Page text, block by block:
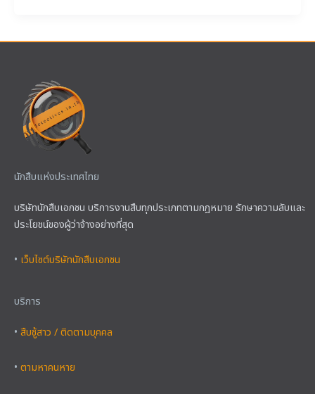
นักสืบแห่งประเทศไทย
บริษัทนักสืบเอกชน บริการงานสืบทุกประเภทตามกฎหมาย รักษาความลับและ
ประโยชน์ของผู้ว่าจ้างอย่างที่สุด
• เว็บไซต์บริษัทนักสืบเอกชน
บริการ
• สืบชู้สาว / ติดตามบุคคล
• ตามหาคนหาย